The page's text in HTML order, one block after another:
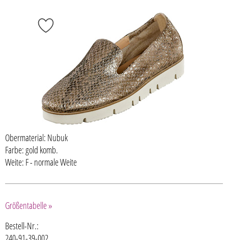
Obermaterial: Nubuk
Farbe: gold komb.
Weite: F - normale Weite
Größentabelle »
Bestell-Nr.: